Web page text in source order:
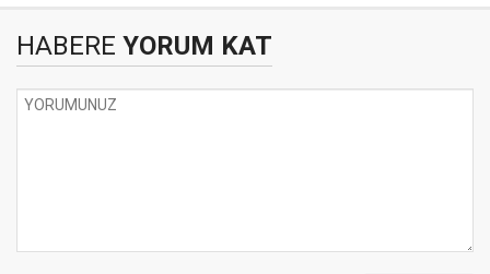
HABERE YORUM KAT